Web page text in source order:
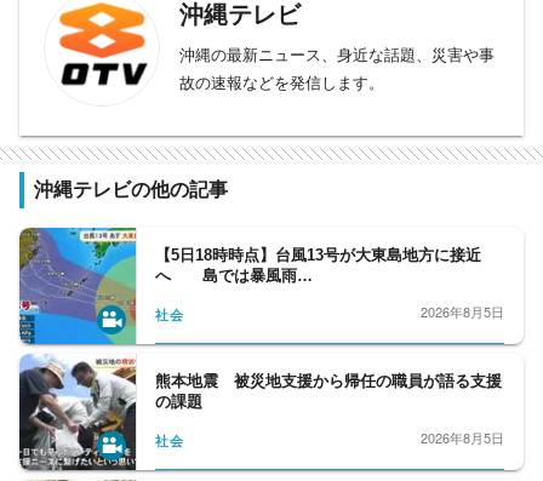
沖縄テレビ
沖縄の最新ニュース、身近な話題、災害や事
故の速報などを発信します。
沖縄テレビの他の記事
【5日18時時点】台風13号が大東島地方に接近
へ 島では暴風雨…
社会 2026年8月5日
熊本地震 被災地支援から帰任の職員が語る支援
の課題
社会 2026年8月5日